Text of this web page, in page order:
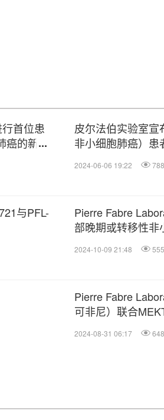
首位患
癌的新型
皮尔法伯实验室
非小细胞肺癌）患
2024-06-06 19:22
与PFL-
Pierre Fabre
部晚期或转移性非
2024-10-09 21:48
Pierre Fabre
可非尼）联合
2024-08-31 06:17